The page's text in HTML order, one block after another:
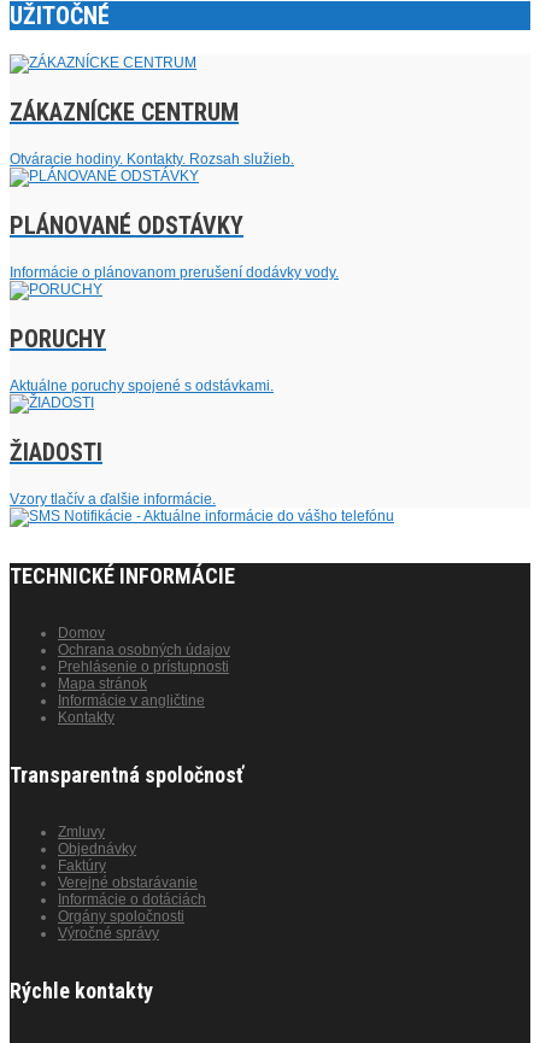
UŽITOČNÉ
ZÁKAZNÍCKE CENTRUM
Otváracie hodiny. Kontakty. Rozsah služieb.
PLÁNOVANÉ ODSTÁVKY
Informácie o plánovanom prerušení dodávky vody.
PORUCHY
Aktuálne poruchy spojené s odstávkami.
ŽIADOSTI
Vzory tlačív a ďalšie informácie.
TECHNICKÉ INFORMÁCIE
Domov
Ochrana osobných údajov
Prehlásenie o prístupnosti
Mapa stránok
Informácie v angličtine
Kontakty
Transparentná spoločnosť
Zmluvy
Objednávky
Faktúry
Verejné obstarávanie
Informácie o dotáciách
Orgány spoločnosti
Výročné správy
Rýchle kontakty